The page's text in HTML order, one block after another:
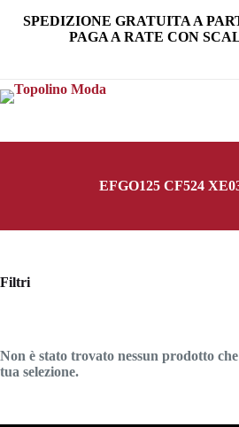
SPEDIZIONE GRATUITA A
PAGA A RATE CON
EFGO125 CF524
Non è stato trovato nessun prodotto
tua selezione.
Filtri